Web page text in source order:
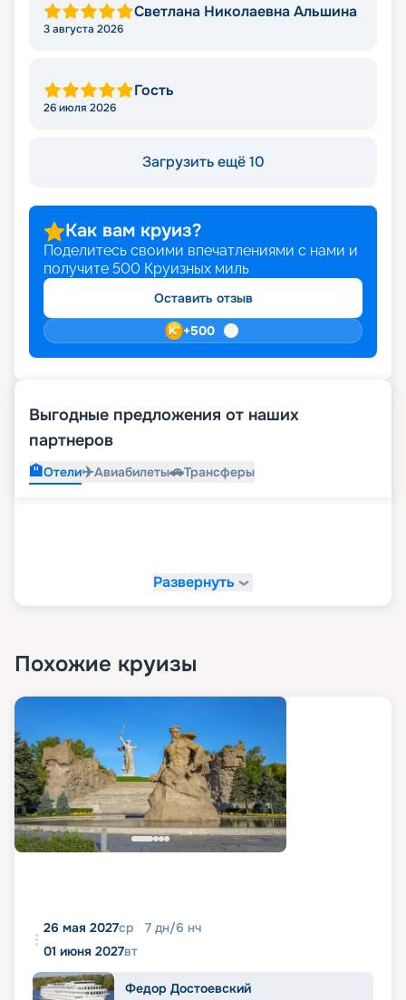
Светлана Николаевна Альшина
3 августа 2026
Гость
26 июля 2026
Загрузить ещё 10
Как вам круиз?
Поделитесь своими впечатлениями с нами и
получите 500 Круизных миль
Оставить отзыв
+500
Выгодные предложения от наших
партнеров
🏨Отели✈️Авиабилеты🚗Трансферы
Развернуть
Похожие круизы
26 мая 2027ср 7 дн/6 нч
01 июня 2027вт
Федор Достоевский